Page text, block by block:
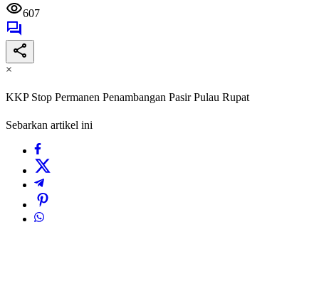
607
×
KKP Stop Permanen Penambangan Pasir Pulau Rupat
Sebarkan artikel ini